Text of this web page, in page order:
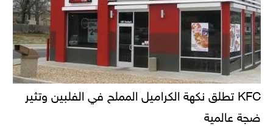
KFC تطلق نكهة الكراميل المملح في الفلبين وتثير
ضجة عالمية